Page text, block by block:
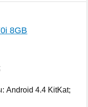
8GB
Android 4.4 KitKat;